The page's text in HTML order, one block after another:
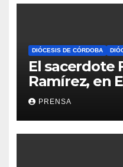
DIÓCESIS DE CÓRDOBA
El sacerdote
Ramírez, en
Iglesia
PRENSA